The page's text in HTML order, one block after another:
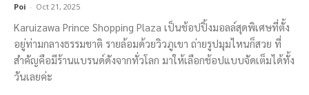
Poi - Oct 21, 2025
Karuizawa Prince Shopping Plaza เป็นช้อปปิ้งมอลล์สุดพิเศษที่ตั้ง
อยู่ท่ามกลางธรรมชาติ รายล้อมด้วยวิวภูเขา ถ่ายรูปมุมไหนก็สวย ที่
สำคัญคือมีร้านแบรนด์ดังจากทั่วโลก มาให้เลือกช้อปแบบจัดเต็มได้ทั้ง
วันเลยค่ะ